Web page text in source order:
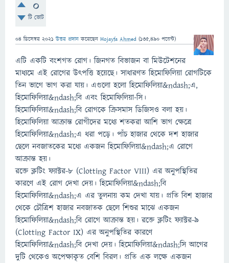
0
টি ভোট
04 ডিসেম্বর 2021 উত্তর প্রদান করেছেন Hojayfa Ahmed (135,490 পয়েন্ট)
এটি একটি বংশগত রোগ। জিনগত বিভাজন বা মিউটেশনের
মাধ্যমে এই রোগের উৎপত্তি হয়েছে। সাধারণত হিমোফিলিয়া রোগটিকে
তিন ভাগে ভাগ করা যায়। এগুলো হলো হিমোফিলিয়া&ndash;এ,
হিমোফিলিয়া&ndash;বি এবং হিমোফিলিয়া-সি।
হিমোফিলিয়া&ndash;বি রোগকে ক্রিসমাস ডিজিসও বলা হয়।
হিমোফিলিয়া আক্রান্ত রোগীদের মধ্যে শতকরা আশি ভাগ ক্ষেত্রে
হিমোফিলিয়া&ndash;এ ধরা পড়ে। পাঁচ হাজার থেকে দশ হাজার
ছেলে নবজাতকের মধ্যে একজন হিমোফিলিয়া&ndash;এ রোগে
আক্রান্ত হয়।
রক্তে ক্লটিং ফ্যাক্টর-৮ (Clotting Factor VIII) এর অনুপস্থিতির
কারণে এই রোগ দেখা দেয়। হিমোফিলিয়া&ndash;বি
হিমোফিলিয়া&ndash;এ এর তুলনায় কম দেখা যায়। প্রতি বিশ হাজার
থেকে চৌত্রিশ হাজার নবজাতক ছেলে শিশুর মাঝে একজন
হিমোফিলিয়া&ndash;বি রোগে আক্রান্ত হয়। রক্তে ক্লটিং ফ্যাক্টর-৯
(Clotting Factor IX) এর অনুপস্থিতির কারণে
হিমোফিলিয়া&ndash;বি দেখা দেয়। হিমোফিলিয়া&ndash;সি আগের
দুটি থেকেও অপেক্ষাকৃত বেশি বিরল। প্রতি এক লক্ষে একজন